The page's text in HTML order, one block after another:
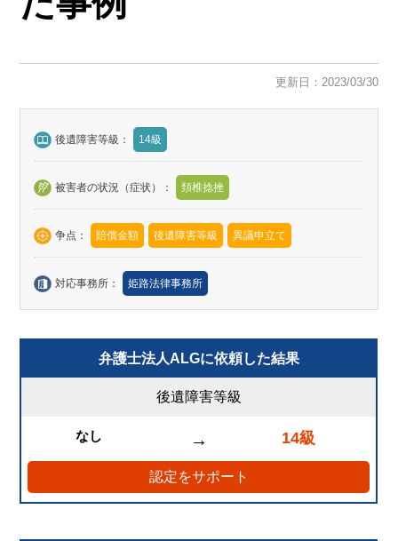
更新日：2023/03/30
後遺障害等級： 14級
被害者の状況（症状）： 頚椎捻挫
争点： 賠償金額 後遺障害等級 異議申立て
対応事務所： 姫路法律事務所
弁護士法人ALGに依頼した結果
後遺障害等級
なし → 14級
認定をサポート